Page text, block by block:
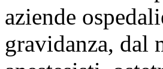
aziende
gravidanza, dal